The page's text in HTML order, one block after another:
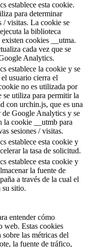
establece esta cookie.
para determinar
/ visitas. La cookie se
la biblioteca
cookies __utma.
cada vez que se
Analytics.
establece la cookie y se
usuario cierra el
no es utilizada por
se utiliza para permitir la
con urchin.js, que es una
de Google Analytics y se
la cookie __utmb para
sesiones / visitas.
establece esta cookie y
la tasa de solicitud.
establece esta cookie y
la fuente de
a través de la cual el
su sitio.
entender cómo
web. Estas cookies
las métricas del
la fuente de tráfico,